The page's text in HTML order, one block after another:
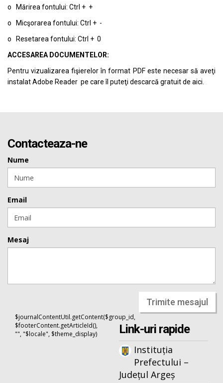
o Mărirea fontului: Ctrl + +
o Micşorarea fontului: Ctrl + -
o Resetarea fontului: Ctrl + 0
ACCESAREA DOCUMENTELOR:
Pentru vizualizarea fişierelor în format PDF este necesar să aveţi
instalat Adobe Reader pe care îl puteţi descarcă gratuit de aici.
Contacteaza-ne
Nume
Email
Mesaj
Trimite mesajul
$journalContentUtil.getContent($group_id,
$footerContent.getArticleId(),
"", "$locale", $theme_display)
Link-uri rapide
Instituția
Prefectului –
Județul Argeș